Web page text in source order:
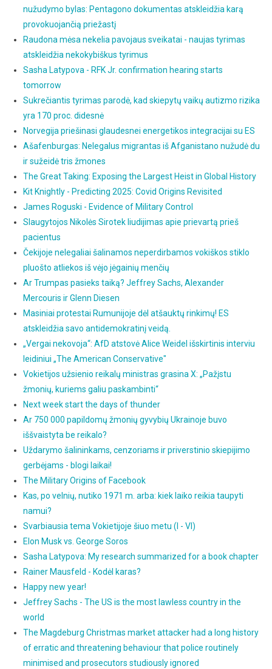
nužudymo bylas: Pentagono dokumentas atskleidžia karą
provokuojančią priežastį
Raudona mėsa nekelia pavojaus sveikatai - naujas tyrimas
atskleidžia nekokybiškus tyrimus
Sasha Latypova - RFK Jr. confirmation hearing starts
tomorrow
Sukrečiantis tyrimas parodė, kad skiepytų vaikų autizmo rizika
yra 170 proc. didesnė
Norvegija priešinasi glaudesnei energetikos integracijai su ES
Ašafenburgas: Nelegalus migrantas iš Afganistano nužudė du
ir sužeidė tris žmones
The Great Taking: Exposing the Largest Heist in Global History
Kit Knightly - Predicting 2025: Covid Origins Revisited
James Roguski - Evidence of Military Control
Slaugytojos Nikolės Sirotek liudijimas apie prievartą prieš
pacientus
Čekijoje nelegaliai šalinamos neperdirbamos vokiškos stiklo
pluošto atliekos iš vėjo jėgainių menčių
Ar Trumpas pasieks taiką? Jeffrey Sachs, Alexander
Mercouris ir Glenn Diesen
Masiniai protestai Rumunijoje dėl atšauktų rinkimų! ES
atskleidžia savo antidemokratinį veidą.
„Vergai nekovoja“: AfD atstovė Alice Weidel išskirtinis interviu
leidiniui „The American Conservative"
Vokietijos užsienio reikalų ministras grasina X: „Pažįstu
žmonių, kuriems galiu paskambinti“
Next week start the days of thunder
Ar 750 000 papildomų žmonių gyvybių Ukrainoje buvo
iššvaistyta be reikalo?
Uždarymo šalininkams, cenzoriams ir priverstinio skiepijimo
gerbėjams - blogi laikai!
The Military Origins of Facebook
Kas, po velnių, nutiko 1971 m. arba: kiek laiko reikia taupyti
namui?
Svarbiausia tema Vokietijoje šiuo metu (I - VI)
Elon Musk vs. George Soros
Sasha Latypova: My research summarized for a book chapter
Rainer Mausfeld - Kodėl karas?
Happy new year!
Jeffrey Sachs - The US is the most lawless country in the
world
The Magdeburg Christmas market attacker had a long history
of erratic and threatening behaviour that police routinely
minimised and prosecutors studiously ignored